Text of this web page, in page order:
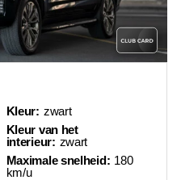
Kleur: zwart
Kleur van het
interieur: zwart
Maximale snelheid: 180
km/u